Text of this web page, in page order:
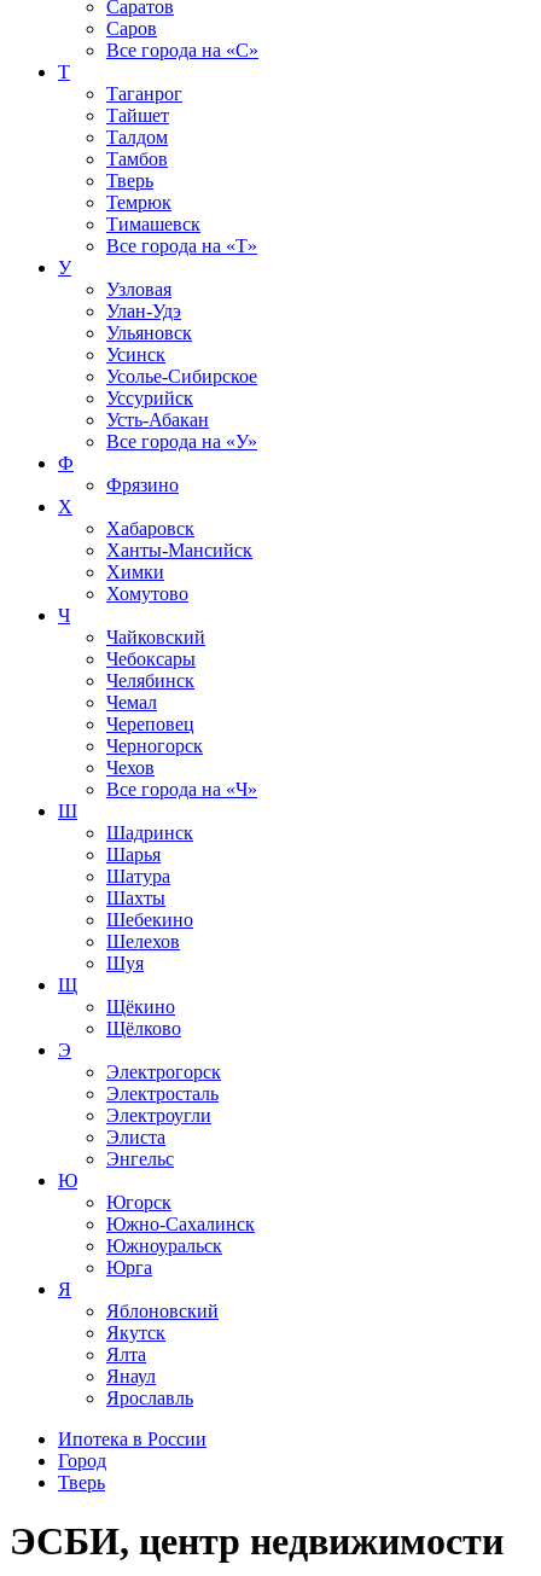
Саратов
Саров
Все города на «С»
Т
Таганрог
Тайшет
Талдом
Тамбов
Тверь
Темрюк
Тимашевск
Все города на «Т»
У
Узловая
Улан-Удэ
Ульяновск
Усинск
Усолье-Сибирское
Уссурийск
Усть-Абакан
Все города на «У»
Ф
Фрязино
Х
Хабаровск
Ханты-Мансийск
Химки
Хомутово
Ч
Чайковский
Чебоксары
Челябинск
Чемал
Череповец
Черногорск
Чехов
Все города на «Ч»
Ш
Шадринск
Шарья
Шатура
Шахты
Шебекино
Шелехов
Шуя
Щ
Щёкино
Щёлково
Э
Электрогорск
Электросталь
Электроугли
Элиста
Энгельс
Ю
Югорск
Южно-Сахалинск
Южноуральск
Юрга
Я
Яблоновский
Якутск
Ялта
Янаул
Ярославль
Ипотека в России
Город
Тверь
ЭСБИ, центр недвижимости